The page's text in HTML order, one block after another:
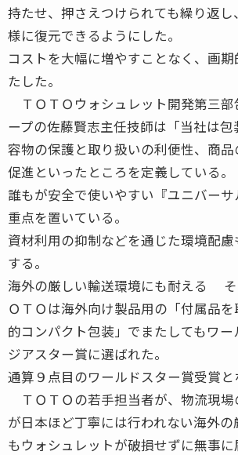
持たせ、押さえつけられても繰り返
様に復元できるようにした。
コストを大幅に増やすことなく、画
たした。
ＴＯＴＯウォシュレット開発第三部
ープの佐藤賢志主任技師は「当社は
容物の保護と取り扱いの利便性、商
促進といったところを定義している。
誰もが安全で使いやすい『ユニバー
重点を置いている。
資材利用の抑制などを通じた環境配
する。
海外の厳しい輸送環境にも耐える そ
ＯＴＯは海外向け製品用の「付属品
的コンパクト包装」でまたしてもワ
ジアスター賞に選ばれた。
通算９点目のワールドスター賞受賞と
ＴＯＴＯの若手担当者が、物流現場
が日本ほど丁寧には行われない海外
もウォシュレットが破損せずに無事に